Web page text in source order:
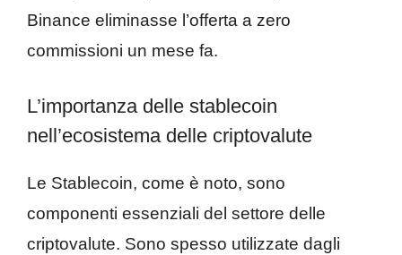
Binance eliminasse l’offerta a zero
commissioni un mese fa.
L’importanza delle stablecoin
nell’ecosistema delle criptovalute
Le Stablecoin, come è noto, sono
componenti essenziali del settore delle
criptovalute. Sono spesso utilizzate dagli